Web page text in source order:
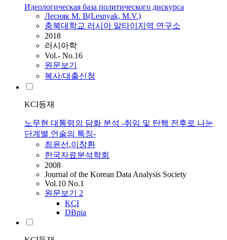
Идеологическая база политического дискурса
Лесняк М. В(Lesnyak, М.V.)
충북대학교 러시아 알타이지역 연구소
2018
러시아학
Vol.- No.16
원문보기
복사/대출신청
KCI등재
노무현 대통령의 담화 분석 -취임 및 탄핵 전후로 나눈
단계별 언술의 특징-
최윤선,이창환
한국자료분석학회
2008
Journal of the Korean Data Analysis Society
Vol.10 No.1
원문보기 2
KCI
DBpia